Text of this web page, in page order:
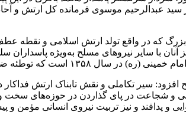
عبدالرحیم موسوی فرمانده کل ارتش و
که در واقع تولد ارتش اسلامی و نقطه
آنان با سایر نیروهای مسلح به‌ویژه
و دشمنان ایران و ایرانی در حذف ارتش را در نطفه خفه کرد.
سیر تکاملی و نقش تابناک ارتش
الهی و شجاعت در پای گذاردن در حوزه‌های
و پدافند و نیز تربیت نیروی انسانی